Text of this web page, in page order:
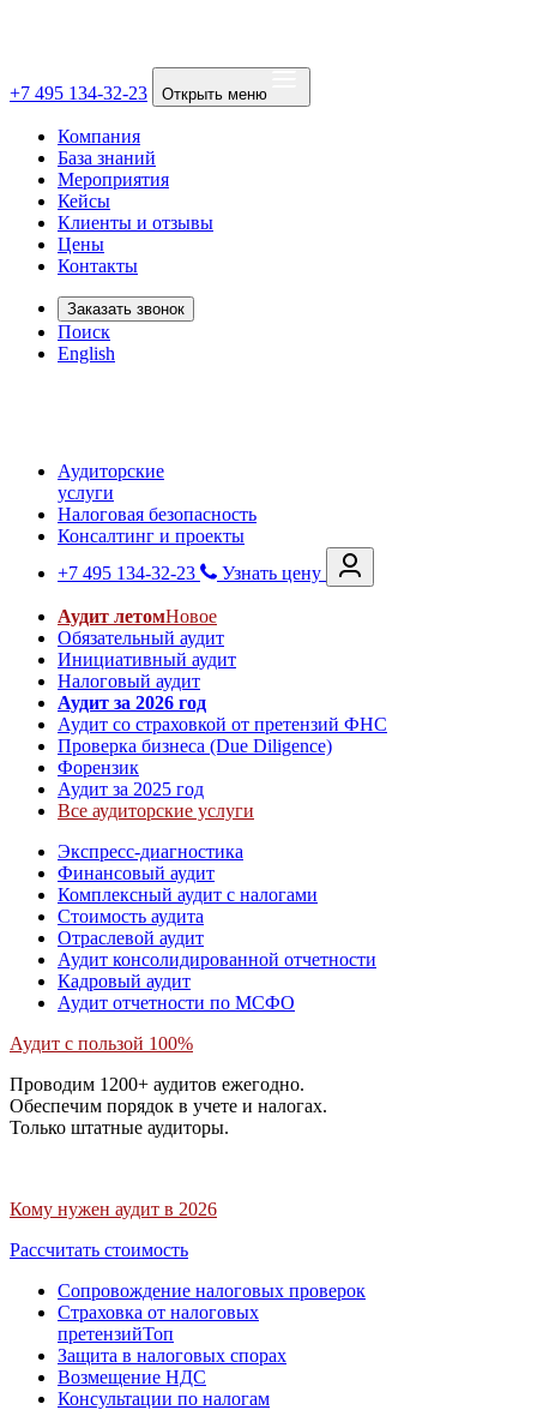
+7 495 134-32-23 Открыть меню
Компания
База знаний
Мероприятия
Кейсы
Клиенты и отзывы
Цены
Контакты
Заказать звонок
Поиск
English
Аудиторские
услуги
Налоговая безопасность
Консалтинг и проекты
+7 495 134-32-23
Узнать цену
Аудит летомНовое
Обязательный аудит
Инициативный аудит
Налоговый аудит
Аудит за 2026 год
Аудит со страховкой от претензий ФНС
Проверка бизнеса (Due Diligence)
Форензик
Аудит за 2025 год
Все аудиторские услуги
Экспресс-диагностика
Финансовый аудит
Комплексный аудит с налогами
Стоимость аудита
Отраслевой аудит
Аудит консолидированной отчетности
Кадровый аудит
Аудит отчетности по МСФО
Аудит с пользой 100%
Проводим 1200+ аудитов ежегодно.
Обеспечим порядок в учете и налогах.
Только штатные аудиторы.
Кому нужен аудит в 2026
Рассчитать стоимость
Сопровождение налоговых проверок
Страховка от налоговых
претензийТоп
Защита в налоговых спорах
Возмещение НДС
Консультации по налогам